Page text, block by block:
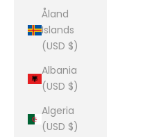
Åland
Islands
(USD $)
Albania
(USD $)
Algeria
(USD $)